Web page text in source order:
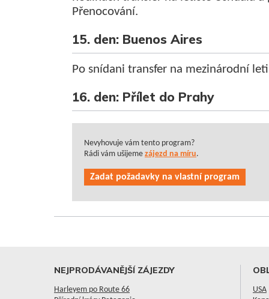
Přenocování.
15. den: Buenos Aires
Po snídani transfer na mezinárodní
16. den: Přílet do Prahy
Nevyhovuje vám tento program?
Rádi vám ušijeme zájezd na míru.
Zadat požadavky na vlastní program
NEJPRODÁVANĚJŠÍ ZÁJEZDY
Harleyem po Route 66
USA